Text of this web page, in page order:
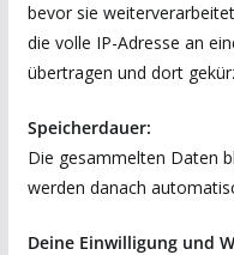
bevor sie
die volle IP-Adresse an
übertragen und dort
Speicherdauer:
Die gesammelten Daten
werden danach
Deine Einwilligung und